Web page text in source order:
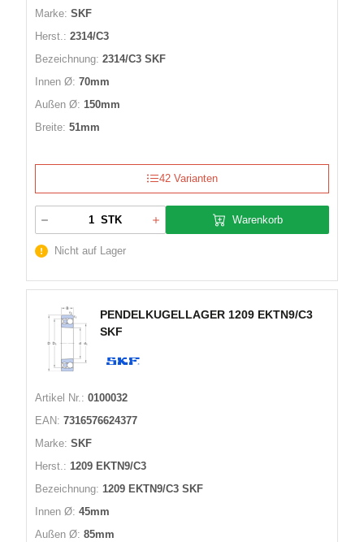
Marke: SKF
Herst.: 2314/C3
Bezeichnung: 2314/C3 SKF
Innen Ø: 70mm
Außen Ø: 150mm
Breite: 51mm
42 Varianten
STK Warenkorb
Nicht auf Lager
PENDELKUGELLAGER 1209 EKTN9/C3
SKF
Artikel Nr.: 0100032
EAN: 7316576624377
Marke: SKF
Herst.: 1209 EKTN9/C3
Bezeichnung: 1209 EKTN9/C3 SKF
Innen Ø: 45mm
Außen Ø: 85mm